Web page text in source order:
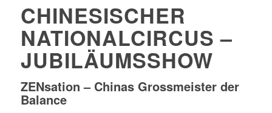
CHINESISCHER
NATIONALCIRCUS –
JUBILÄUMSSHOW
ZENsation – Chinas Grossmeister der
Balance